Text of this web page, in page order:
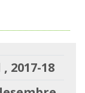
2017-18